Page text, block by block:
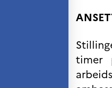
Søk
timer